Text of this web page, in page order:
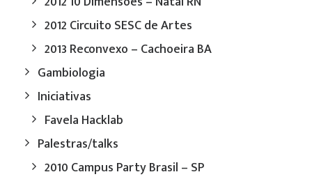
2012 Circuito SESC de Artes
2013 Reconvexo – Cachoeira BA
Gambiologia
Iniciativas
Favela Hacklab
Palestras/talks
2010 Campus Party Brasil – SP